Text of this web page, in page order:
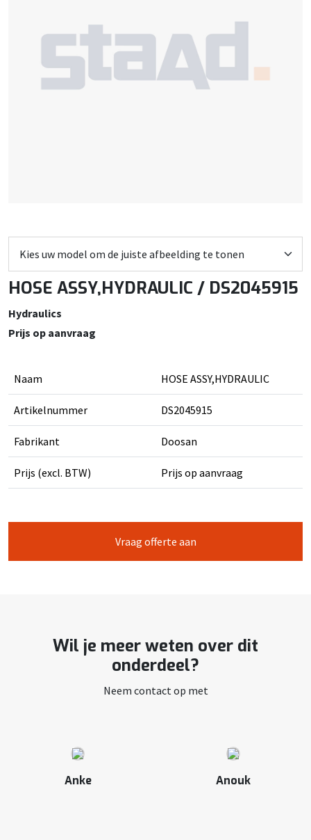
HOSE ASSY,HYDRAULIC / DS2045915
Hydraulics
Prijs op aanvraag
Naam HOSE ASSY,HYDRAULIC
Artikelnummer DS2045915
Fabrikant Doosan
Prijs (excl. BTW) Prijs op aanvraag
Vraag offerte aan
Wil je meer weten over dit
onderdeel?
Neem contact op met
Anke Anouk